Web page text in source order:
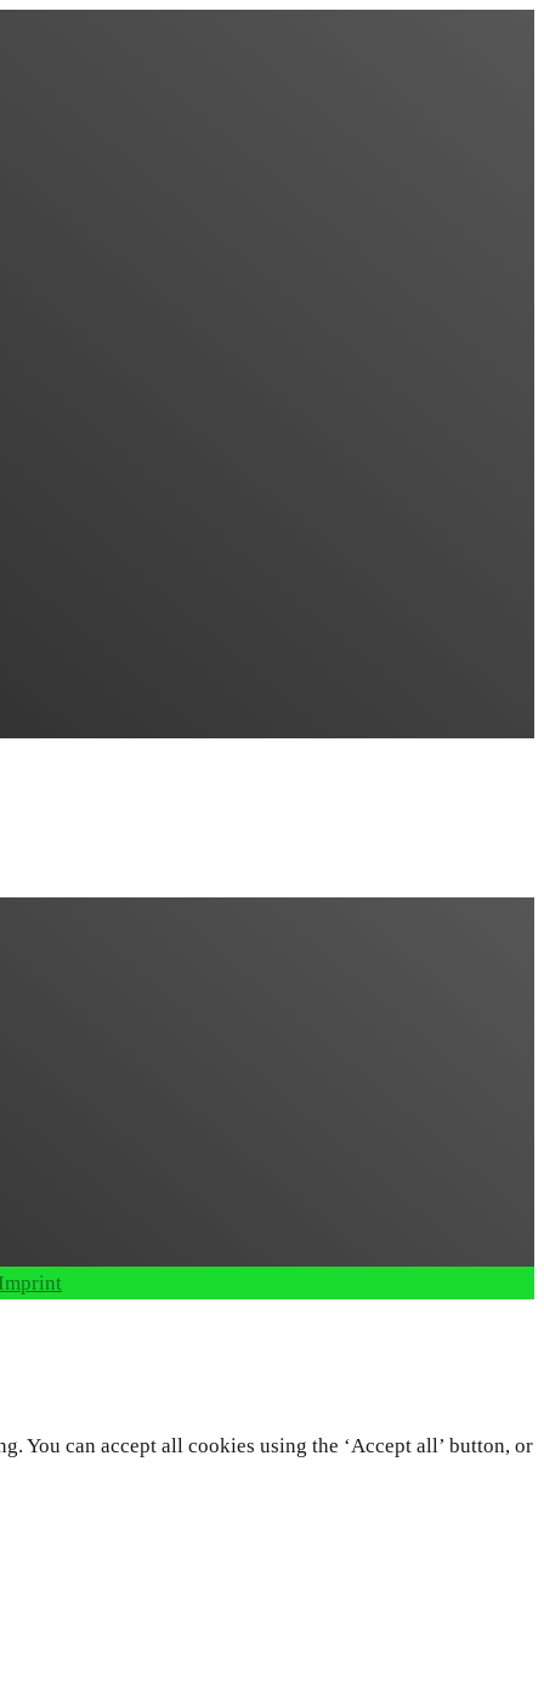
You can accept all cookies using the ‘Accept all’ button, or